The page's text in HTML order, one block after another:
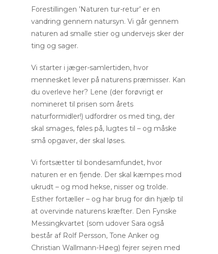
Forestillingen ’Naturen tur-retur’ er en
vandring gennem natursyn. Vi går gennem
naturen ad smalle stier og undervejs sker der
ting og sager.
Vi starter i jæger-samlertiden, hvor
mennesket lever på naturens præmisser. Kan
du overleve her? Lene (der forøvrigt er
nomineret til prisen som årets
naturformidler!) udfordrer os med ting, der
skal smages, føles på, lugtes til – og måske
små opgaver, der skal løses.
Vi fortsætter til bondesamfundet, hvor
naturen er en fjende. Der skal kæmpes mod
ukrudt – og mod hekse, nisser og trolde.
Esther fortæller – og har brug for din hjælp til
at overvinde naturens kræfter. Den Fynske
Messingkvartet (som udover Sara også
består af Rolf Persson, Tone Anker og
Christian Wallmann-Høeg) fejrer sejren med